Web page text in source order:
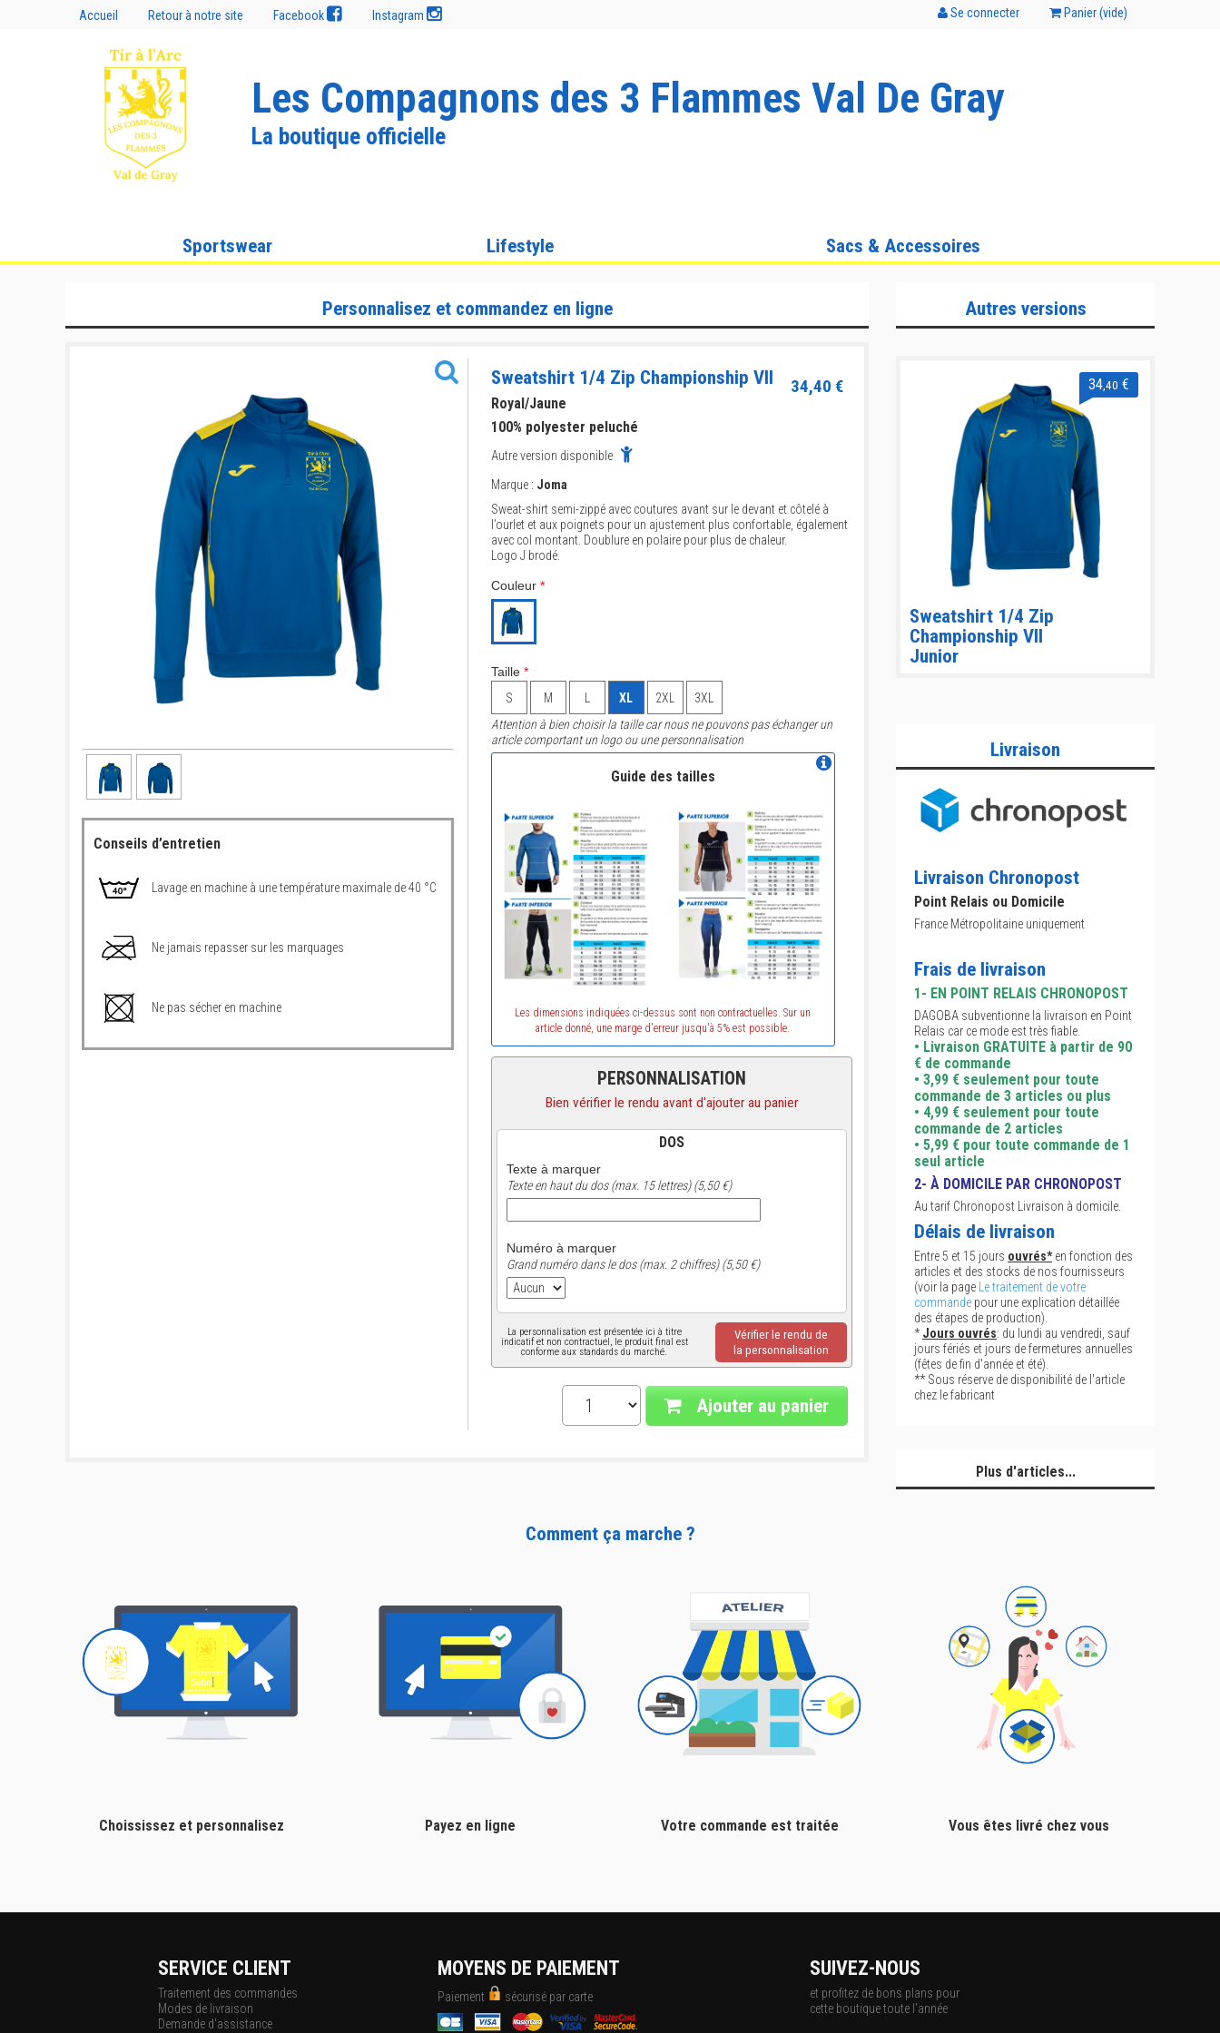
Accueil Retour à notre site Facebook Instagram Se connecter Panier (vide)
Les Compagnons des 3 Flammes Val De Gray
La boutique officielle
Sportswear Lifestyle Sacs & Accessoires
Personnalisez et commandez en ligne
Conseils d’entretien
Lavage en machine à une température maximale de 40 °C
Ne jamais repasser sur les marquages
Ne pas sécher en machine
Sweatshirt 1/4 Zip Championship VII 34,40 €
Royal/Jaune
100% polyester peluché
Autre version disponible
Marque : Joma
Sweat-shirt semi-zippé avec coutures avant sur le devant et côtelé à
l’ourlet et aux poignets pour un ajustement plus confortable, également
avec col montant. Doublure en polaire pour plus de chaleur.
Logo J brodé.
Couleur*
Taille *
S
M XL 2XL
3XL
Attention à bien choisir la taille car nous ne pouvons pas échanger un
article comportant un logo ou une personnalisation
Guide des tailles
Les dimensions indiquées ci-dessus sont non contractuelles. Sur un
article donné, une marge d'erreur jusqu'à 5% est possible.
PERSONNALISATION
Bien vérifier le rendu avant d'ajouter au panier
DOS
Texte à marquer
Texte en haut du dos (max. 15 lettres) (5,50 €)
Numéro à marquer
Grand numéro dans le dos (max. 2 chiffres) (5,50 €)
La personnalisation est présentée ici à titre
indicatif et non contractuel, le produit final est
conforme aux standards du marché.
Vérifier le rendu de
la personnalisation
Ajouter au panier
Autres versions
34,40 €
Sweatshirt 1/4 Zip
Championship VII
Junior
Livraison
Livraison Chronopost
Point Relais ou Domicile
France Métropolitaine uniquement
Frais de livraison
1- EN POINT RELAIS CHRONOPOST
DAGOBA subventionne la livraison en Point
Relais car ce mode est très fiable.
• Livraison GRATUITE à partir de 90
€ de commande
• 3,99 € seulement pour toute
commande de 3 articles ou plus
• 4,99 € seulement pour toute
commande de 2 articles
• 5,99 € pour toute commande de 1
seul article
2- À DOMICILE PAR CHRONOPOST
Au tarif Chronopost Livraison à domicile.
Délais de livraison
Entre 5 et 15 jours ouvrés*en fonction des
articles et des stocks de nos fournisseurs
(voir la page
Le traitement de votre
commande pour une explication détaillée
des étapes de production).
*Jours ouvrés: du lundi au vendredi, sauf
jours fériés et jours de fermetures annuelles
(fêtes de fin d'année et été).
** Sous réserve de disponibilité de l'article
chez le fabricant
Plus d'articles...
Comment ça marche ?
Choississez et personnalisez Payez en ligne Votre commande est traitée Vous êtes livré chez vous
SERVICE CLIENT
Traitement des commandes
Modes de livraison
Demande d'assistance
MOYENS DE PAIEMENT
Paiement sécurisé par carte
SUIVEZ-NOUS
et profitez de bons plans pour
cette boutique toute l'année